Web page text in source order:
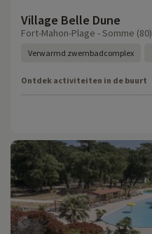
Village Belle Dune
Fort-Mahon-Plage - Somme (80)
Verwarmd zwembadcomplex
Ontdek activiteiten in de buurt